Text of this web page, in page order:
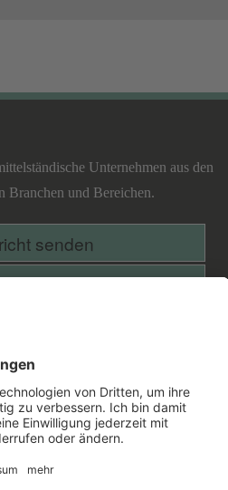
WerbeagenturUnternehmen aus den
Branchen und Bereichen.
senden
anfragen
in aller Stille.
wie verrückt.
Welt isst